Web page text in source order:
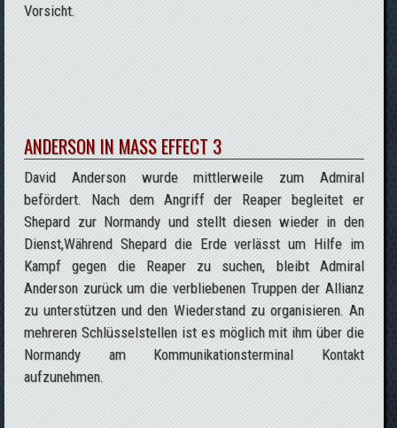
Vorsicht.
ANDERSON IN MASS EFFECT 3
David Anderson wurde mittlerweile zum Admiral
befördert. Nach dem Angriff der Reaper begleitet er
Shepard zur Normandy und stellt diesen wieder in den
Dienst,Während Shepard die Erde verlässt um Hilfe im
Kampf gegen die Reaper zu suchen, bleibt Admiral
Anderson zurück um die verbliebenen Truppen der Allianz
zu unterstützen und den Wiederstand zu organisieren. An
mehreren Schlüsselstellen ist es möglich mit ihm über die
Normandy am Kommunikationsterminal Kontakt
aufzunehmen.